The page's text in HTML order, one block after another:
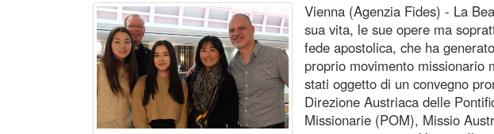
Vienna (Agenzia Fides) - La
sua vita, le sue opere ma
fede apostolica, che ha
proprio movimento missionario
stati oggetto di un convegno
Direzione Austriaca delle
Missionarie (POM), Missio